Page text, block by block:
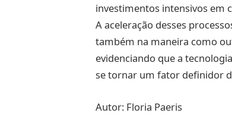
investimentos intensivos em
A aceleração desses
também na maneira como
evidenciando que a
se tornar um fator definidor
Autor: Floria Paeris